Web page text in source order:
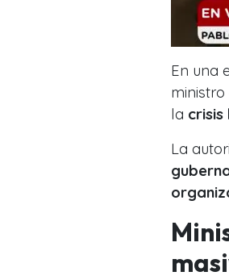
En una
ministro
la
La